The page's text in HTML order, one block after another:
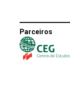
Parceiros